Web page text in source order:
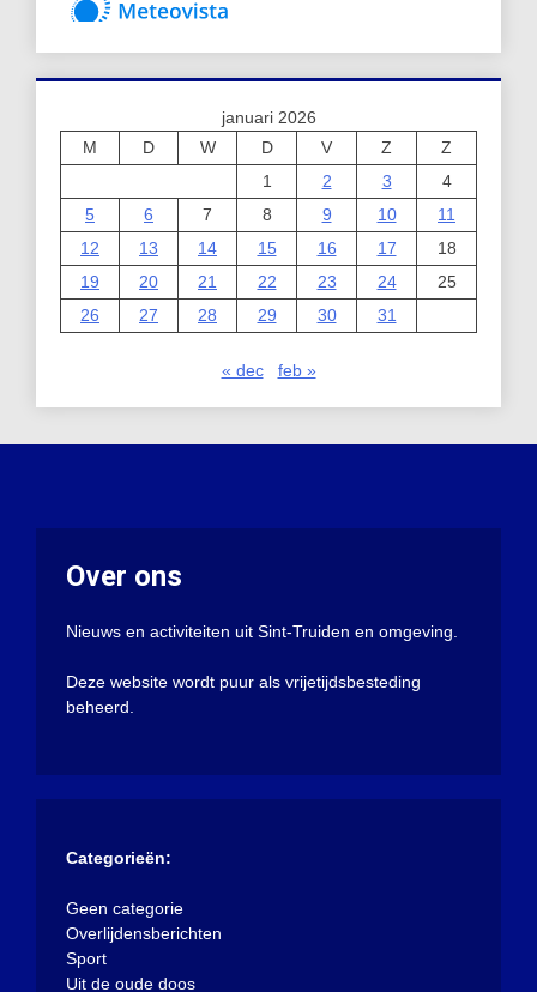
januari 2026
M
D W D V Z
Z
1
2 3
4
5
6 7 8 9 10
11
12
13 14 15 16 17
18
19
20 21 22 23 24
25
26
27 28 29 30 31
« dec feb »
Over ons
Nieuws en activiteiten uit Sint-Truiden en omgeving.
Deze website wordt puur als vrijetijdsbesteding
beheerd.
Categorieën:
Geen categorie
Overlijdensberichten
Sport
Uit de oude doos